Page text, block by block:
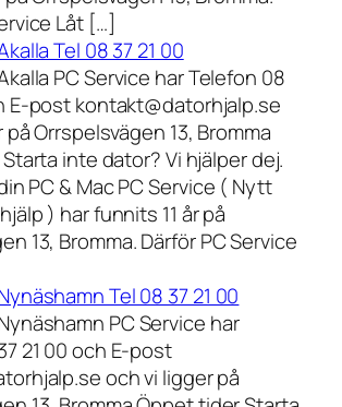
Låt […]
Tel 08 37 21 00
PC Service har Telefon 08
E-post kontakt@datorhjalp.se
Orrspelsvägen 13, Bromma
inte dator? Vi hjälper dej.
PC & Mac PC Service ( Nytt
) har funnits 11 år på
13, Bromma. Därför PC Service
Tel 08 37 21 00
PC Service har
21 00 och E-post
och vi ligger på